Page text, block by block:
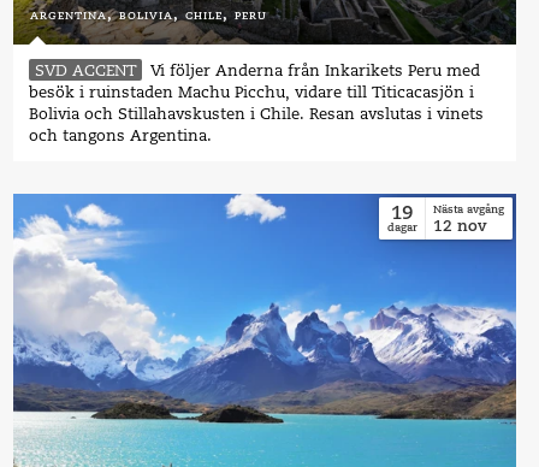
argentina,bolivia, chile,peru
SVD ACCENT
Vi följer Anderna från Inkarikets Peru med
besök i ruinstaden Machu Picchu, vidare till Titicacasjön i
Bolivia och Stillahavskusten i Chile. Resan avslutas i vinets
och tangons Argentina.
19
dagar
Nästa avgång
12nov